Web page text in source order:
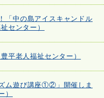
「中の島アイスキャンドル
センター）
平老人福祉センター）
ム遊び講座①②」開催しま
）